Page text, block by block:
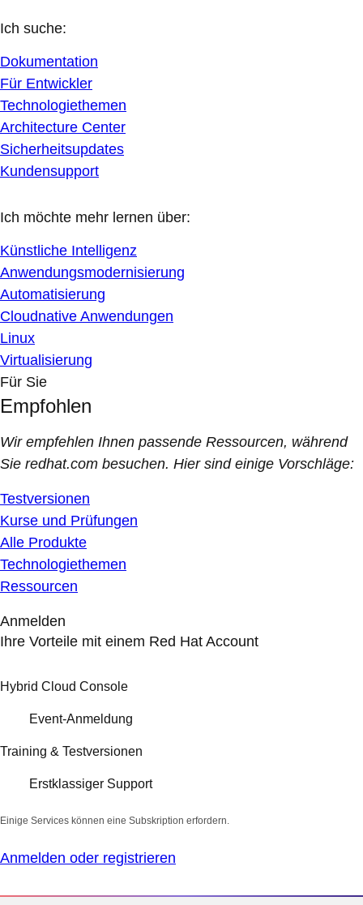
Ich suche:
Dokumentation
Für Entwickler
Technologiethemen
Architecture Center
Sicherheitsupdates
Kundensupport
Ich möchte mehr lernen über:
Künstliche Intelligenz
Anwendungsmodernisierung
Automatisierung
Cloudnative Anwendungen
Linux
Virtualisierung
Für Sie
Empfohlen
Wir empfehlen Ihnen passende Ressourcen, während
Sie redhat.com besuchen. Hier sind einige Vorschläge:
Testversionen
Kurse und Prüfungen
Alle Produkte
Technologiethemen
Ressourcen
Anmelden
Ihre Vorteile mit einem Red Hat Account
Hybrid Cloud Console
Event-Anmeldung
Training & Testversionen
Erstklassiger Support
Einige Services können eine Subskription erfordern.
Anmelden oder registrieren